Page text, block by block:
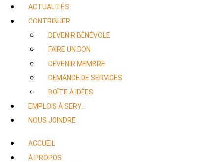
ACTUALITÉS
CONTRIBUER
DEVENIR BÉNÉVOLE
FAIRE UN DON
DEVENIR MEMBRE
DEMANDE DE SERVICES
BOÎTE À IDÉES
EMPLOIS À SERY…
NOUS JOINDRE
ACCUEIL
À PROPOS